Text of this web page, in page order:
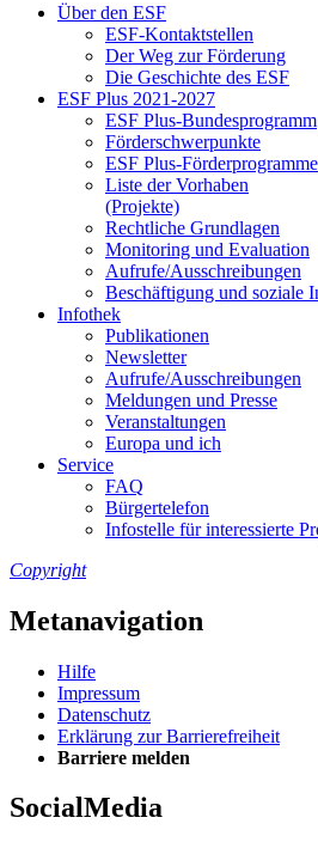
Über den ESF
ESF-Kon­takt­stel­len
Der Weg zur För­de­rung
Die Ge­schich­te des ESF
ESF Plus 2021-2027
ESF Plus-Bun­des­pro­gramm
För­der­schwer­punk­te
ESF Plus-För­der­pro­gram­me
Lis­te der Vor­ha­ben
(Pro­jek­te)
Recht­li­che Grund­la­gen
Mo­ni­to­ring und Eva­lua­ti­on
Auf­ru­fe/Aus­schrei­bun­gen
Be­schäf­ti­gung und so­zia­le
In­fo­thek
Pu­bli­ka­tio­nen
Newslet­ter
Auf­ru­fe/Aus­schrei­bun­gen
Mel­dun­gen und Pres­se
Ver­an­stal­tun­gen
Eu­ro­pa und ich
Ser­vice
FAQ
Bür­ger­te­le­fon
In­fo­stel­le für in­ter­es­sier­te
Copyright
Metanavigation
Hil­fe
Im­pres­s­um
Da­ten­schutz
Er­klä­rung zur Bar­rie­re­frei­heit
Bar­rie­re mel­den
SocialMedia